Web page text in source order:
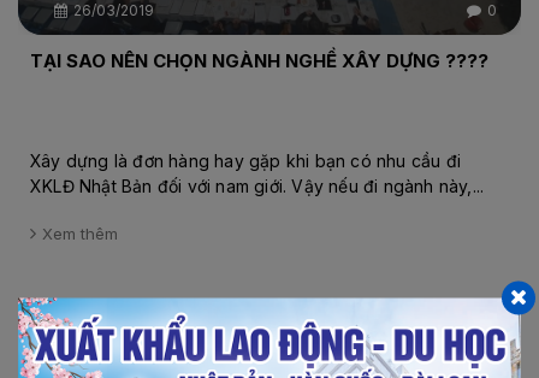
26/03/2019 0
TẠI SAO NÊN CHỌN NGÀNH NGHỀ XÂY DỰNG ????
Xây dựng là đơn hàng hay gặp khi bạn có nhu cầu đi
XKLĐ Nhật Bản đối với nam giới. Vậy nếu đi ngành này,...
Xem thêm
Chi tiết